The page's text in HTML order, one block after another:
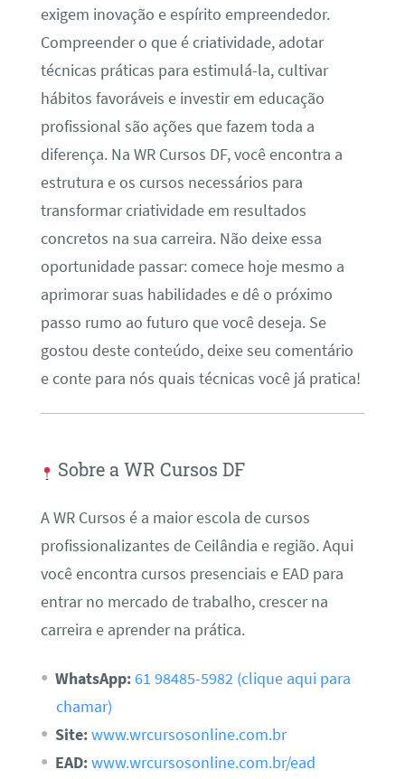
exigem inovação e espírito empreendedor.
Compreender o que é criatividade, adotar
técnicas práticas para estimulá-la, cultivar
hábitos favoráveis e investir em educação
profissional são ações que fazem toda a
diferença. Na WR Cursos DF, você encontra a
estrutura e os cursos necessários para
transformar criatividade em resultados
concretos na sua carreira. Não deixe essa
oportunidade passar: comece hoje mesmo a
aprimorar suas habilidades e dê o próximo
passo rumo ao futuro que você deseja. Se
gostou deste conteúdo, deixe seu comentário
e conte para nós quais técnicas você já pratica!
Sobre a WR Cursos DF
A WR Cursos é a maior escola de cursos
profissionalizantes de Ceilândia e região. Aqui
você encontra cursos presenciais e EAD para
entrar no mercado de trabalho, crescer na
carreira e aprender na prática.
WhatsApp:61 98485-5982 (clique aqui para
chamar)
Site:www.wrcursosonline.com.br
EAD:www.wrcursosonline.com.br/ead